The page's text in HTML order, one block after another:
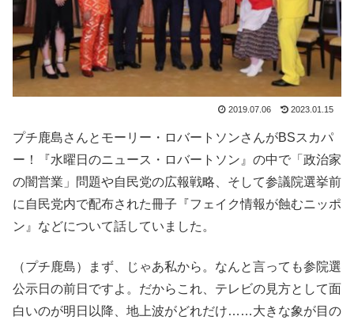
2019.07.06 2023.01.15
プチ鹿島さんとモーリー・ロバートソンさんがBSスカパ
ー！『水曜日のニュース・ロバートソン』 の中で「政治家
の闇営業」問題や自民党の広報戦略、そして参議院選挙前
に自民党内で配布された冊子『フェイク情報が蝕むニッポ
ン』などについて話していました。
（プチ鹿島）まず、じゃあ私から。なんと言っても参院選
公示日の前日ですよ。だからこれ、テレビの見方として面
白いのが明日以降、地上波がどれだけ……大きな象が目の